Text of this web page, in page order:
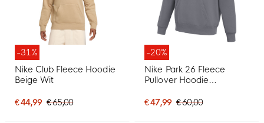
-31%
Nike Club Fleece Hoodie
Beige Wit
€ 44,99 € 65,00
-20%
Nike Park 26 Fleece
Pullover Hoodie
€ 47,99 € 60,00